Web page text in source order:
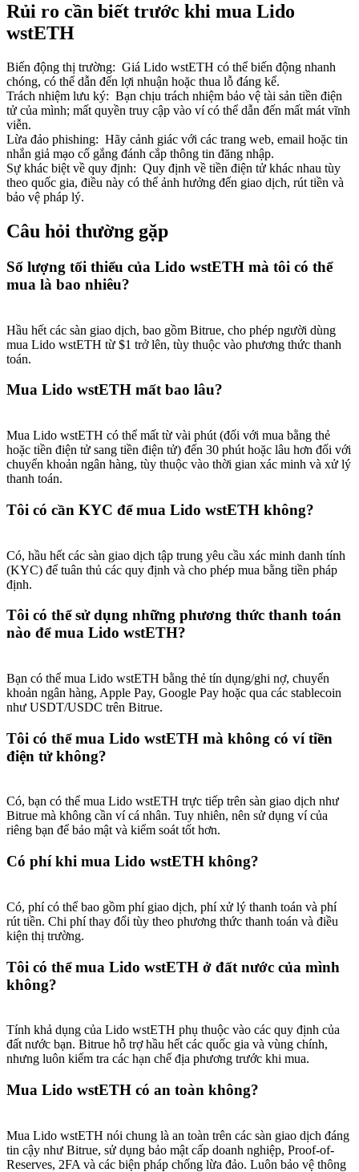
Lên đến 65% hoa hồng!
Giới thiệu
Deposit CASHCAT & Win
Deposit CASHCAT & Win
Share 500000 CASHCAT prize pool
Register & Trade to Win 500,000 USDT
Precious Metals Trading Carnival
USDT Flexible Staking | Daily Rewards
New Listing Futures Fest
Crypto World Cup 2026: Grand Finale
77,777+3k Rewards
Nhận giải thưởng và phần thưởng độc quyền
Đăng nhậpĐăng ký
Rủi ro cần biết trước khi mua Lido
wstETH
Biến động thị trường: Giá Lido wstETH có thể biến động nhanh
chóng, có thể dẫn đến lợi nhuận hoặc thua lỗ đáng kể.
Trách nhiệm lưu ký: Bạn chịu trách nhiệm bảo vệ tài sản tiền điện
tử của mình; mất quyền truy cập vào ví có thể dẫn đến mất mát vĩnh
viễn.
Lừa đảo phishing: Hãy cảnh giác với các trang web, email hoặc tin
nhắn giả mạo cố gắng đánh cắp thông tin đăng nhập.
Sự khác biệt về quy định: Quy định về tiền điện tử khác nhau tùy
theo quốc gia, điều này có thể ảnh hưởng đến giao dịch, rút tiền và
bảo vệ pháp lý.
Câu hỏi thường gặp
Số lượng tối thiểu của Lido wstETH mà tôi có thể
mua là bao nhiêu?
Hầu hết các sàn giao dịch, bao gồm Bitrue, cho phép người dùng
mua Lido wstETH từ $1 trở lên, tùy thuộc vào phương thức thanh
toán.
Mua Lido wstETH mất bao lâu?
Mua Lido wstETH có thể mất từ vài phút (đối với mua bằng thẻ
hoặc tiền điện tử sang tiền điện tử) đến 30 phút hoặc lâu hơn đối với
chuyển khoản ngân hàng, tùy thuộc vào thời gian xác minh và xử lý
thanh toán.
Tôi có cần KYC để mua Lido wstETH không?
Có, hầu hết các sàn giao dịch tập trung yêu cầu xác minh danh tính
(KYC) để tuân thủ các quy định và cho phép mua bằng tiền pháp
định.
Tôi có thể sử dụng những phương thức thanh toán
nào để mua Lido wstETH?
Bạn có thể mua Lido wstETH bằng thẻ tín dụng/ghi nợ, chuyển
khoản ngân hàng, Apple Pay, Google Pay hoặc qua các stablecoin
như USDT/USDC trên Bitrue.
Tôi có thể mua Lido wstETH mà không có ví tiền
điện tử không?
Có, bạn có thể mua Lido wstETH trực tiếp trên sàn giao dịch như
Bitrue mà không cần ví cá nhân. Tuy nhiên, nên sử dụng ví của
riêng bạn để bảo mật và kiểm soát tốt hơn.
Có phí khi mua Lido wstETH không?
Có, phí có thể bao gồm phí giao dịch, phí xử lý thanh toán và phí
rút tiền. Chi phí thay đổi tùy theo phương thức thanh toán và điều
kiện thị trường.
Tôi có thể mua Lido wstETH ở đất nước của mình
không?
Tính khả dụng của Lido wstETH phụ thuộc vào các quy định của
đất nước bạn. Bitrue hỗ trợ hầu hết các quốc gia và vùng chính,
nhưng luôn kiểm tra các hạn chế địa phương trước khi mua.
Mua Lido wstETH có an toàn không?
Mua Lido wstETH nói chung là an toàn trên các sàn giao dịch đáng
tin cậy như Bitrue, sử dụng bảo mật cấp doanh nghiệp, Proof-of-
Reserves, 2FA và các biện pháp chống lừa đảo. Luôn bảo vệ thông